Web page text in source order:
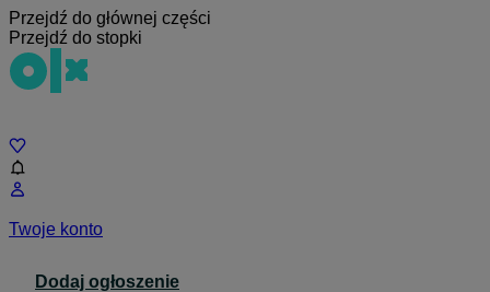
Przejdź do głównej części
Przejdź do stopki
Twoje konto
Dodaj ogłoszenie